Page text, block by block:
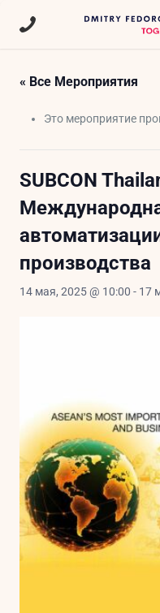
« Все Мероприятия
Это мероприятие
SUBCON
производства
14 мая, 2025 @ 10:00 - 17